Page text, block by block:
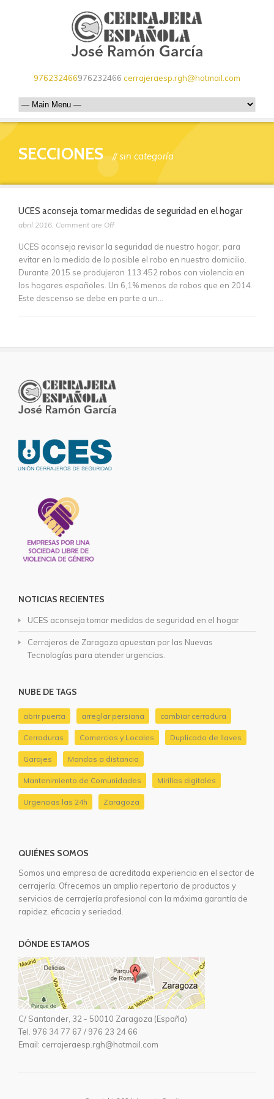
976232466976232466 cerrajeraesp.rgh@hotmail.com
SECCIONES // sin categoría
UCES aconseja tomar medidas de seguridad en el hogar
abril 2016, Comment are Off
UCES aconseja revisar la seguridad de nuestro hogar, para
evitar en la medida de lo posible el robo en nuestro domicilio.
Durante 2015 se produjeron 113.452 robos con violencia en
los hogares españoles. Un 6,1% menos de robos que en 2014.
Este descenso se debe en parte a un...
NOTICIAS RECIENTES
UCES aconseja tomar medidas de seguridad en el hogar
Cerrajeros de Zaragoza apuestan por las Nuevas
Tecnologías para atender urgencias.
NUBE DE TAGS
abrir puerta arreglar persiana cambiar cerradura
Cerraduras Comercios y Locales Duplicado de llaves
Garajes Mandos a distancia
Mantenimiento de Comunidades Mirillas digitales
Urgencias las 24h Zaragoza
QUIÉNES SOMOS
Somos una empresa de acreditada experiencia en el sector de
cerrajería. Ofrecemos un amplio repertorio de productos y
servicios de cerrajería profesional con la máxima garantía de
rapidez, eficacia y seriedad.
DÓNDE ESTAMOS
C/ Santander, 32 - 50010 Zaragoza (España)
Tel. 976 34 77 67 / 976 23 24 66
Email: cerrajeraesp.rgh@hotmail.com